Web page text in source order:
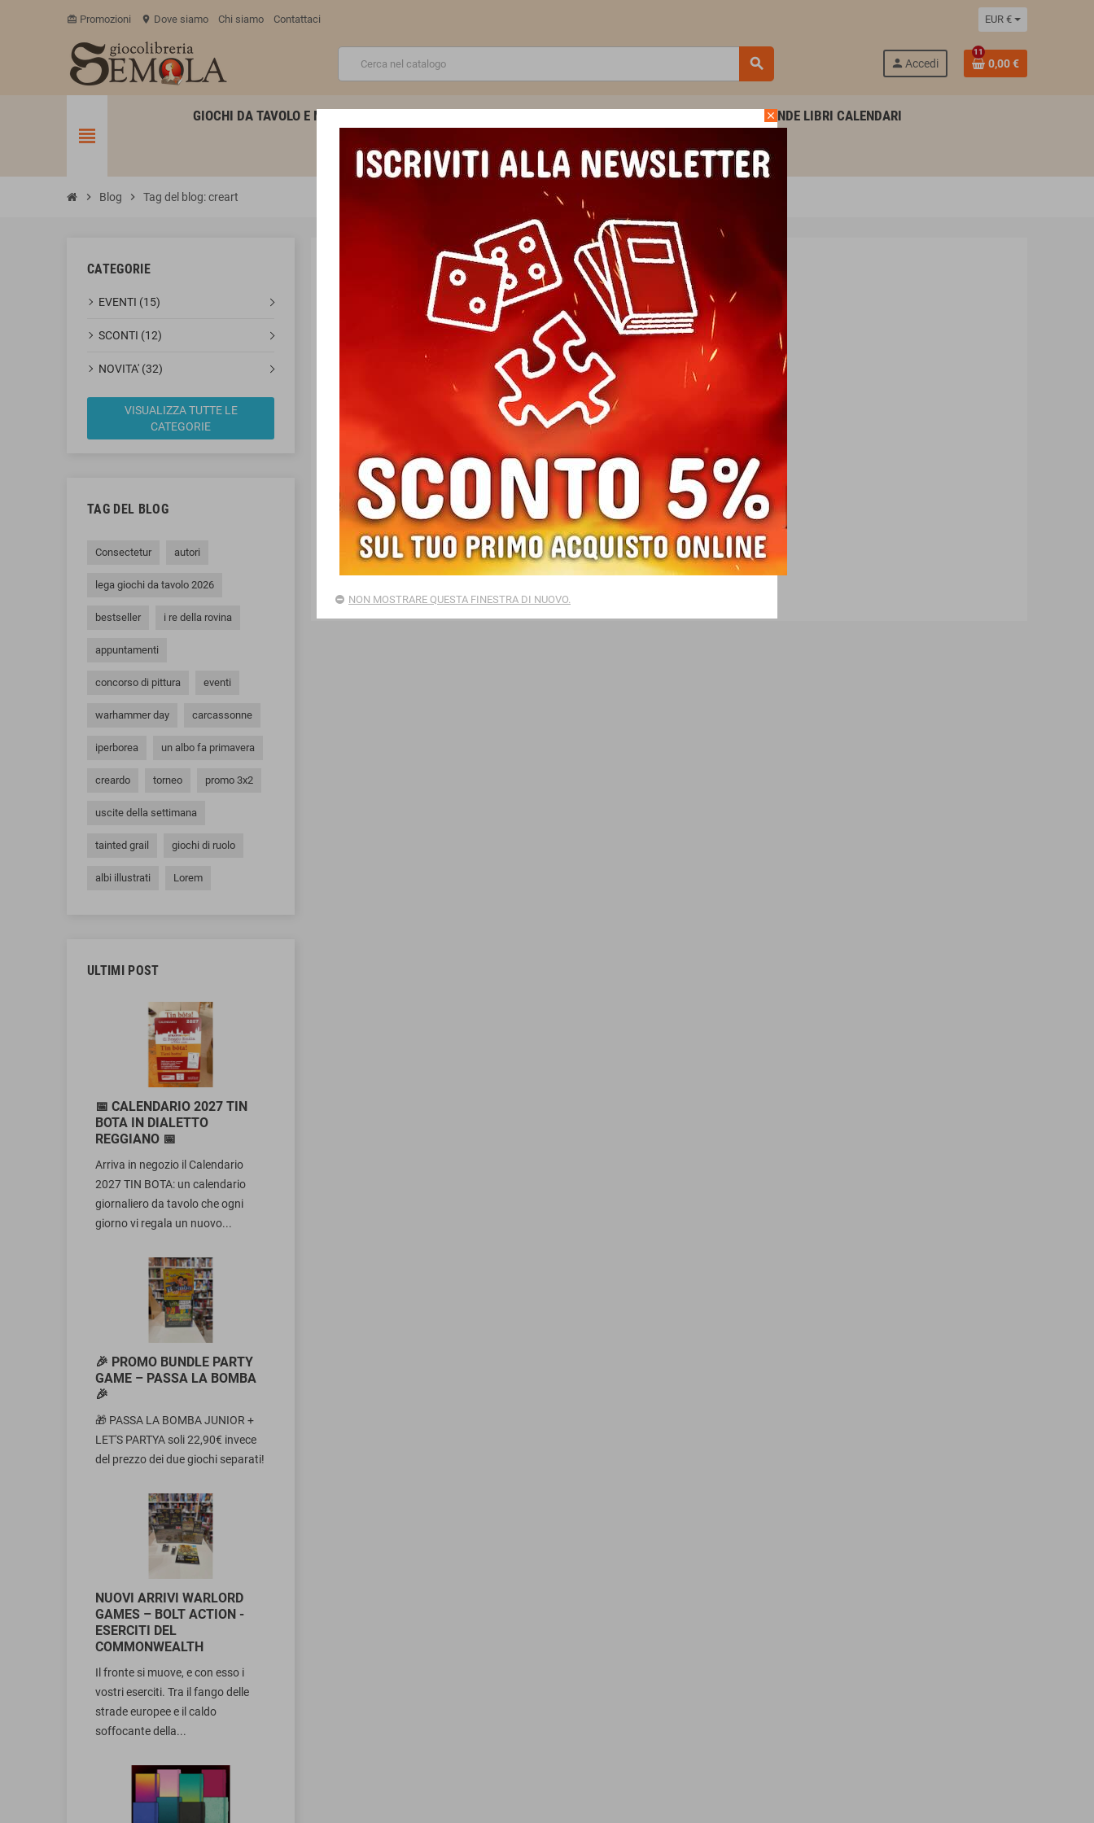
card_giftcard Promozioni location_on Dove siamo Chi siamo Contattaci EUR €
search person Accedi
11
0,00 €
view_headline
GIOCHI DA TAVOLO E MINIATURE AGENDE LIBRI CALENDARI
SCUOLA E TEMPO LIBERO
chevron_right Blog chevron_right Tag del blog: creart
CATEGORIE
EVENTI (15)
SCONTI (12)
NOVITA' (32)
VISUALIZZA TUTTE LE
CATEGORIE
TAG DEL BLOG
Consectetur autori
lega giochi da tavolo 2026
bestseller i re della rovina
appuntamenti
concorso di pittura eventi
warhammer day carcassonne
iperborea un albo fa primavera
creardo torneo promo 3x2
uscite della settimana
tainted grail giochi di ruolo
albi illustrati Lorem
ULTIMI POST
📅 CALENDARIO 2027 TIN
BOTA IN DIALETTO
REGGIANO 📅
Arriva in negozio il Calendario
2027 TIN BOTA: un calendario
giornaliero da tavolo che ogni
giorno vi regala un nuovo...
🎉 PROMO BUNDLE PARTY
GAME – PASSA LA BOMBA
🎉
🎁 PASSA LA BOMBA JUNIOR +
LET'S PARTYA soli 22,90€ invece
del prezzo dei due giochi separati!
NUOVI ARRIVI WARLORD
GAMES – BOLT ACTION -
ESERCITI DEL
COMMONWEALTH
Il fronte si muove, e con esso i
vostri eserciti. Tra il fango delle
strade europee e il caldo
soffocante della...
ETICHETTA:"CREART"
KIT ARTISTICI CREART E CREART PREMIUM
Set creativi Paint by number dedicati a grandi e piccini completi
di pennello e cornice
close
NON MOSTRARE QUESTA FINESTRA DI NUOVO.